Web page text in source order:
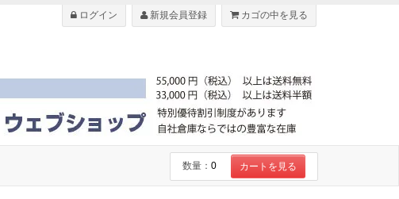
ログイン 新規会員登録 カゴの中を見る
数量： 0 カートを見る